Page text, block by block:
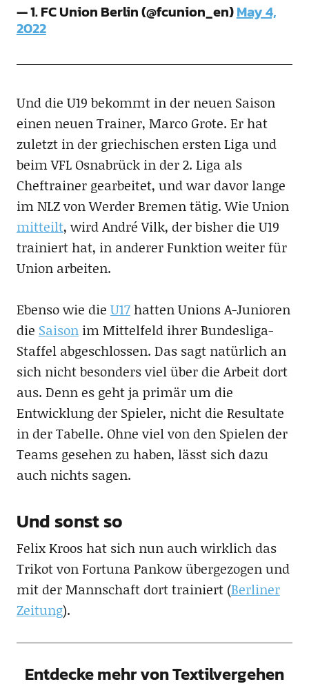
— 1. FC Union Berlin (@fcunion_en)May 4,
2022
Und die U19 bekommt in der neuen Saison
einen neuen Trainer, Marco Grote. Er hat
zuletzt in der griechischen ersten Liga und
beim VFL Osnabrück in der 2. Liga als
Cheftrainer gearbeitet, und war davor lange
im NLZ von Werder Bremen tätig. Wie Union
mitteilt, wird André Vilk, der bisher die U19
trainiert hat, in anderer Funktion weiter für
Union arbeiten.
Ebenso wie die U17hatten Unions A-Junioren
die Saisonim Mittelfeld ihrer Bundesliga-
Staffel abgeschlossen. Das sagt natürlich an
sich nicht besonders viel über die Arbeit dort
aus. Denn es geht ja primär um die
Entwicklung der Spieler, nicht die Resultate
in der Tabelle. Ohne viel von den Spielen der
Teams gesehen zu haben, lässt sich dazu
auch nichts sagen.
Und sonst so
Felix Kroos hat sich nun auch wirklich das
Trikot von Fortuna Pankow übergezogen und
mit der Mannschaft dort trainiert (Berliner
Zeitung).
Entdecke mehr von Textilvergehen